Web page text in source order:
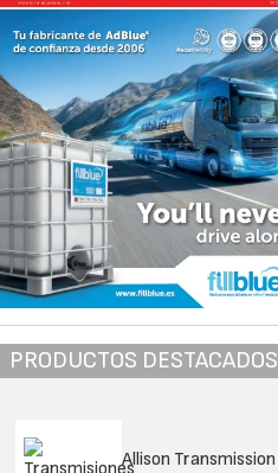
PRODUCTOS DESTACADOS
Allison Transmission